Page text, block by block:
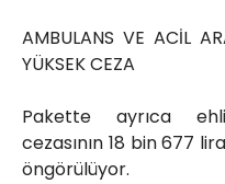
AMBULANS VE ACİL
YÜKSEK CEZA
Pakette ayrıca
cezasının 18 bin 677
öngörülüyor.